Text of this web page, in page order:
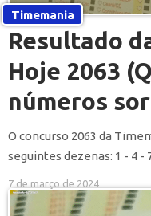
Timemania
Resultado
Hoje 2063
números
O concurso 2063 da
seguintes dezenas: 1 - 4 -
7 de março de 2024